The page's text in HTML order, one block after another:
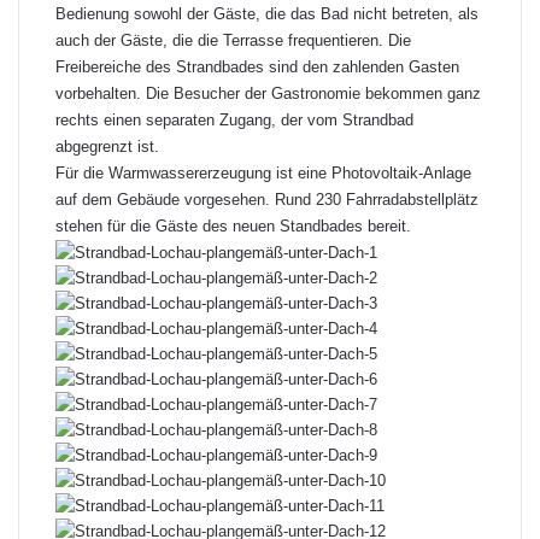
Bedienung sowohl der Gäste, die das Bad nicht betreten, als
auch der Gäste, die die Terrasse frequentieren. Die
Freibereiche des Strandbades sind den zahlenden Gasten
vorbehalten. Die Besucher der Gastronomie bekommen ganz
rechts einen separaten Zugang, der vom Strandbad
abgegrenzt ist.
Für die Warmwassererzeugung ist eine Photovoltaik-Anlage
auf dem Gebäude vorgesehen. Rund 230 Fahrradabstellplätz
stehen für die Gäste des neuen Standbades bereit.